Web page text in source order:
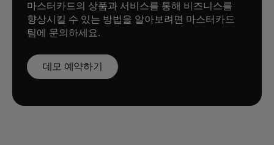
마스터카드의 상품과 서비스를 통해 비즈니스를
향상시킬 수 있는 방법을 알아보려면 마스터카드
팀에 문의하세요.
데모 예약하기